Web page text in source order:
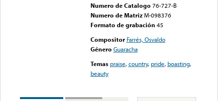
Numero de Catalogo 76-727-B
Numero de Matriz M-098376
Formato de grabación 45
Compositor Farrés, Osvaldo
Género Guaracha
Temas praise,country, pride, boasting,
beauty